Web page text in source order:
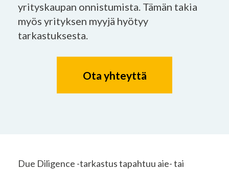
yrityskaupan onnistumista. Tämän takia
myös yrityksen myyjä hyötyy
tarkastuksesta.
Ota yhteyttä
Due Diligence -tarkastus tapahtuu aie- tai